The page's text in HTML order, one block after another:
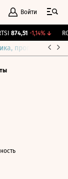
Войти
874,51 -1,14%↓
прогнозы